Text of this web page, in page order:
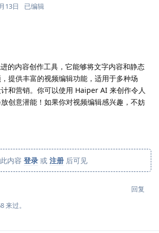
13日 已编辑
的内容创作工具，它能够将文字内容和静态
提供丰富的视频编辑功能，适用于多种场
和营销。你可以使用 Haiper AI 来创作令人
创意潜能！如果你对视频编辑感兴趣，不妨
此内容 登录 或 注册 后可见
回复
来过。